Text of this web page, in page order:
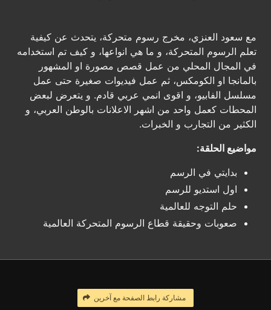
مع سعود العنزي، مخرج رسوم متحركة، يتحدث عن كيفية
تعلم الرسوم المتحركة، و ما هي انواعها، و كيف تم استخدامه
في المجال المحلي من عمل قصص مصورة او المشهور
بالمانجا او الكومكس، ثم عمل فيديوات صغيرة حتى عمل
مسلسل الفابيو، و اقوى انمي عربي قادم. و يتعرض لبعض
المحطات كعمل واحد من اشهر الاعلانات بالوطن العربي، و
الكثير من التجارب و الخبرات.
مواضيع الحلقة:
بدايتي في الرسم
اول استديو للرسم
حلم التوجه للعالمية
صعوبات وحقيقة قطاع الرسوم المتحركة العالمية
مشاركة رابط الصفحة مع آخرين